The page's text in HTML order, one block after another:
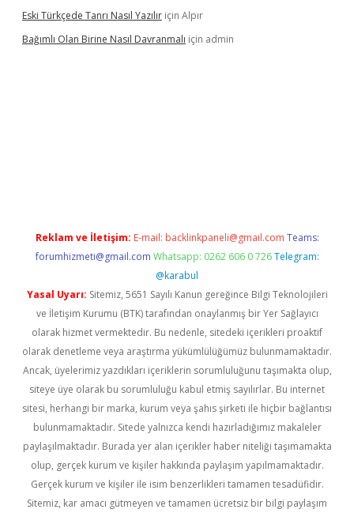
Eski Türkçede Tanrı Nasıl Yazılır için Alpır
Bağımlı Olan Birine Nasıl Davranmalı için admin
Reklam ve İletişim: E-mail: backlinkpaneli@gmail.com Teams:
forumhizmeti@gmail.com Whatsapp: 0262 606 0 726 Telegram:
@karabul
Yasal Uyarı: Sitemiz, 5651 Sayılı Kanun gereğince Bilgi Teknolojileri
ve İletişim Kurumu (BTK) tarafından onaylanmış bir Yer Sağlayıcı
olarak hizmet vermektedir. Bu nedenle, sitedeki içerikleri proaktif
olarak denetleme veya araştırma yükümlülüğümüz bulunmamaktadır.
Ancak, üyelerimiz yazdıkları içeriklerin sorumluluğunu taşımakta olup,
siteye üye olarak bu sorumluluğu kabul etmiş sayılırlar. Bu internet
sitesi, herhangi bir marka, kurum veya şahıs şirketi ile hiçbir bağlantısı
bulunmamaktadır. Sitede yalnızca kendi hazırladığımız makaleler
paylaşılmaktadır. Burada yer alan içerikler haber niteliği taşımamakta
olup, gerçek kurum ve kişiler hakkında paylaşım yapılmamaktadır.
Gerçek kurum ve kişiler ile isim benzerlikleri tamamen tesadüfidir.
Sitemiz, kar amacı gütmeyen ve tamamen ücretsiz bir bilgi paylaşım